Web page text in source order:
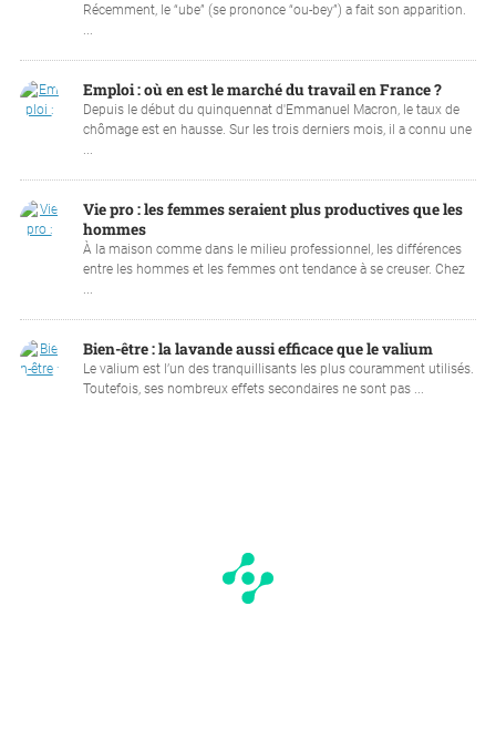
Récemment, le “ube” (se prononce “ou-bey”) a fait son apparition.
...
Emploi : où en est le marché du travail en France ?
Depuis le début du quinquennat d'Emmanuel Macron, le taux de
chômage est en hausse. Sur les trois derniers mois, il a connu une
...
Vie pro : les femmes seraient plus productives que les
hommes
À la maison comme dans le milieu professionnel, les différences
entre les hommes et les femmes ont tendance à se creuser. Chez
...
Bien-être : la lavande aussi efficace que le valium
Le valium est l’un des tranquillisants les plus couramment utilisés.
Toutefois, ses nombreux effets secondaires ne sont pas ...